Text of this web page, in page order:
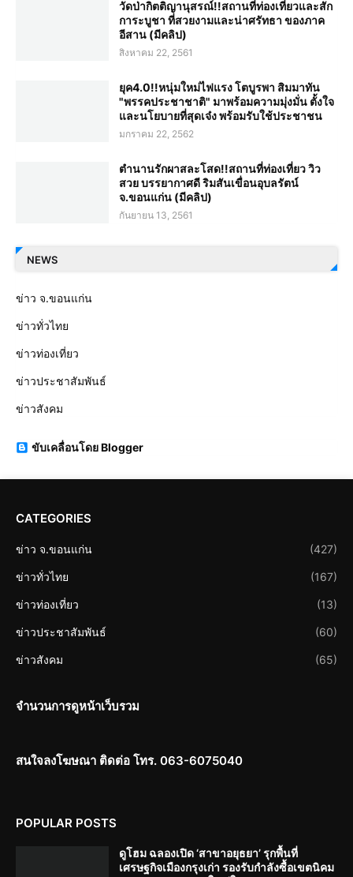
วัดป่ากิตติญานุสรณ์!!สถานที่ท่องเที่ยวและสัก
การะบูชา ที่สวยงามและน่าศรัทธา ของภาค
อีสาน (มีคลิป)
สิงหาคม 22, 2561
ยุค4.0!!หนุ่มใหม่ไฟแรง โตบูรพา สิมมาทัน
"พรรคประชาชาติ" มาพร้อมความมุ่งมั่น ตั้งใจ
และนโยบายที่สุดเจ๋ง พร้อมรับใช้ประชาชน
มกราคม 22, 2562
ตำนานรักผาสละโสด!!สถานที่ท่องเที่ยว วิว
สวย บรรยากาศดี ริมสันเขื่อนอุบลรัตน์
จ.ขอนแก่น (มีคลิป)
กันยายน 13, 2561
NEWS
ข่าว จ.ขอนแก่น
ข่าวทั่วไทย
ข่าวท่องเที่ยว
ข่าวประชาสัมพันธ์
ข่าวสังคม
ขับเคลื่อนโดย Blogger
CATEGORIES
ข่าว จ.ขอนแก่น (427)
ข่าวทั่วไทย (167)
ข่าวท่องเที่ยว (13)
ข่าวประชาสัมพันธ์ (60)
ข่าวสังคม (65)
จำนวนการดูหน้าเว็บรวม
สนใจลงโฆษณา ติดต่อ โทร. 063-6075040
POPULAR POSTS
ดูโฮม ฉลองเปิด ‘สาขาอยุธยา’ รุกพื้นที่
เศรษฐกิจเมืองกรุงเก่า รองรับกำลังซื้อเขตนิคม